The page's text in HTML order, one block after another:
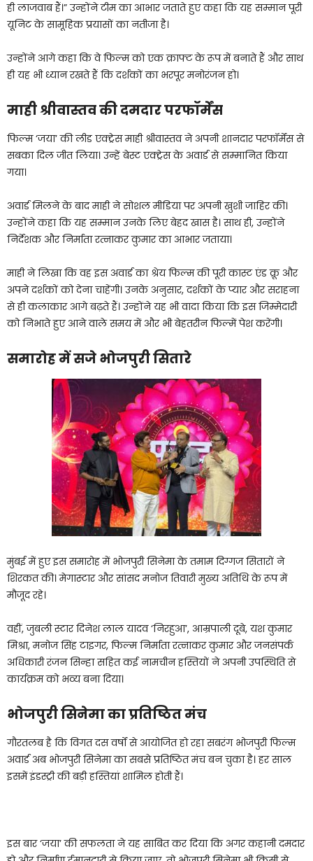
ही लाजवाब हैं।” उन्होंने टीम का आभार जताते हुए कहा कि यह सम्मान पूरी
यूनिट के सामूहिक प्रयासों का नतीजा है।
उन्होंने आगे कहा कि वे फिल्म को एक क्राफ्ट के रूप में बनाते हैं और साथ
ही यह भी ध्यान रखते हैं कि दर्शकों का भरपूर मनोरंजन हो।
माही श्रीवास्तव की दमदार परफॉर्मेंस
फिल्म ‘जया’ की लीड एक्ट्रेस माही श्रीवास्तव ने अपनी शानदार परफॉर्मेंस से
सबका दिल जीत लिया। उन्हें बेस्ट एक्ट्रेस के अवार्ड से सम्मानित किया
गया।
अवार्ड मिलने के बाद माही ने सोशल मीडिया पर अपनी खुशी जाहिर की।
उन्होंने कहा कि यह सम्मान उनके लिए बेहद खास है। साथ ही, उन्होंने
निर्देशक और निर्माता रत्नाकर कुमार का आभार जताया।
माही ने लिखा कि वह इस अवार्ड का श्रेय फिल्म की पूरी कास्ट एंड क्रू और
अपने दर्शकों को देना चाहेंगी। उनके अनुसार, दर्शकों के प्यार और सराहना
से ही कलाकार आगे बढ़ते हैं। उन्होंने यह भी वादा किया कि इस जिम्मेदारी
को निभाते हुए आने वाले समय में और भी बेहतरीन फिल्में पेश करेंगी।
समारोह में सजे भोजपुरी सितारे
मुंबई में हुए इस समारोह में भोजपुरी सिनेमा के तमाम दिग्गज सितारों ने
शिरकत की। मेगास्टार और सांसद मनोज तिवारी मुख्य अतिथि के रूप में
मौजूद रहे।
वहीं, जुबली स्टार दिनेश लाल यादव ‘निरहुआ’, आम्रपाली दूबे, यश कुमार
मिश्रा, मनोज सिंह टाइगर, फिल्म निर्माता रत्नाकर कुमार और जनसंपर्क
अधिकारी रंजन सिन्हा सहित कई नामचीन हस्तियों ने अपनी उपस्थिति से
कार्यक्रम को भव्य बना दिया।
भोजपुरी सिनेमा का प्रतिष्ठित मंच
गौरतलब है कि विगत दस वर्षों से आयोजित हो रहा सबरंग भोजपुरी फिल्म
अवार्ड अब भोजपुरी सिनेमा का सबसे प्रतिष्ठित मंच बन चुका है। हर साल
इसमें इंडस्ट्री की बड़ी हस्तियां शामिल होती हैं।
इस बार ‘जया’ की सफलता ने यह साबित कर दिया कि अगर कहानी दमदार